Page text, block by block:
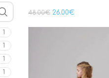
1
1
1
1
48.00€ 26.00€